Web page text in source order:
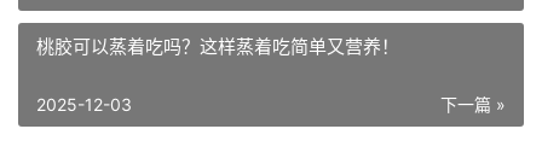
桃胶可以蒸着吃吗？这样蒸着吃简单又营养！
下一篇 »
2025-12-03